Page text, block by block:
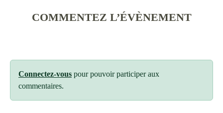
COMMENTEZ L’ÉVÈNEMENT
Connectez-vous pour pouvoir participer aux
commentaires.